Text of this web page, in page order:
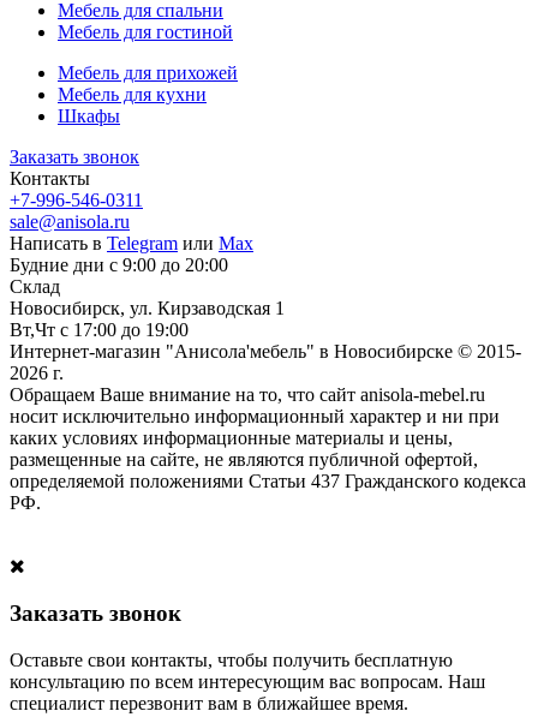
Мебель для спальни
Мебель для гостиной
Мебель для прихожей
Мебель для кухни
Шкафы
Заказать звонок
Контакты
+7-996-546-0311
sale@anisola.ru
Написать в Telegram или Max
Будние дни с 9:00 до 20:00
Склад
Новосибирск, ул. Кирзаводская 1
Вт,Чт с 17:00 до 19:00
Интернет-магазин "Анисола'мебель" в Новосибирске © 2015-
2026 г.
Обращаем Ваше внимание на то, что сайт anisola-mebel.ru
носит исключительно информационный характер и ни при
каких условиях информационные материалы и цены,
размещенные на сайте, не являются публичной офертой,
определяемой положениями Статьи 437 Гражданского кодекса
РФ.
Заказать звонок
Оставьте свои контакты, чтобы получить бесплатную
консультацию по всем интересующим вас вопросам. Наш
специалист перезвонит вам в ближайшее время.